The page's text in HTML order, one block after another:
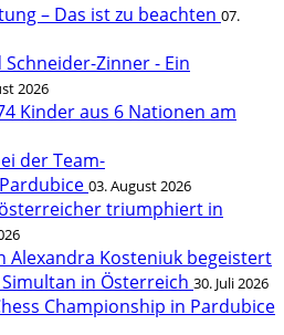
– Das ist zu beachten 07.
Zinner - Ein
2026
Kinder aus 6 Nationen am
der Team-
03. August 2026
triumphiert in
Alexandra Kosteniuk begeistert
in Österreich 30. Juli 2026
Championship in Pardubice